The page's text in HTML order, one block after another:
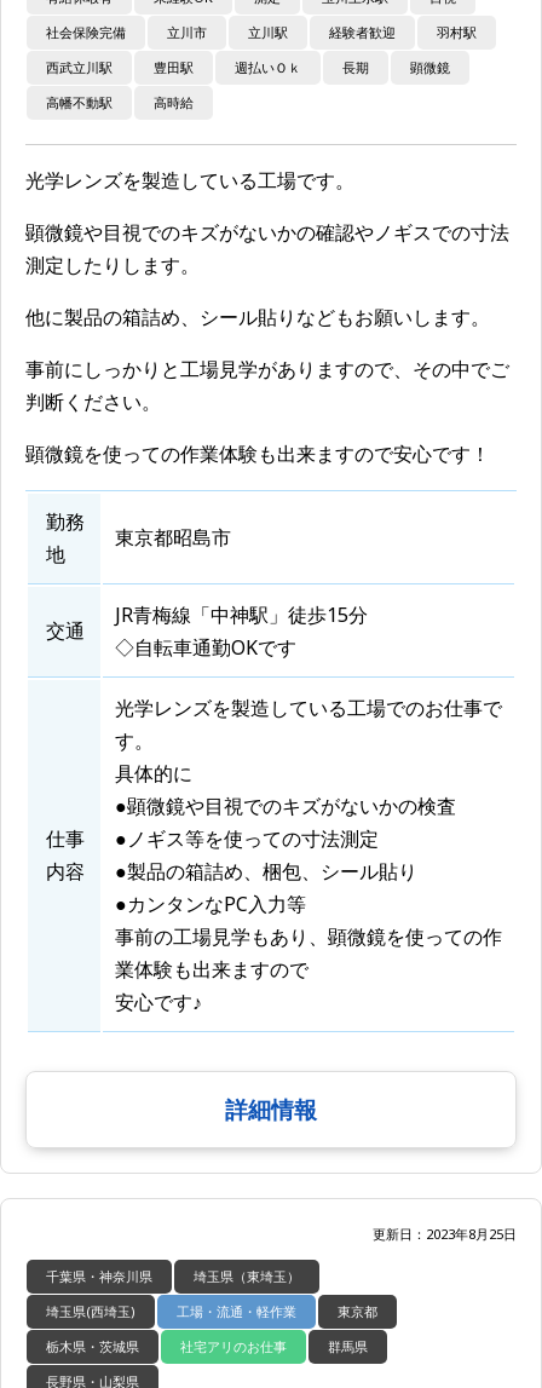
社会保険完備
立川市 立川駅 経験者歓迎
羽村駅
西武立川駅
豊田駅 週払いＯｋ 長期
顕微鏡
高幡不動駅
高時給
光学レンズを製造している工場です。
顕微鏡や目視でのキズがないかの確認やノギスでの寸法
測定したりします。
他に製品の箱詰め、シール貼りなどもお願いします。
事前にしっかりと工場見学がありますので、その中でご
判断ください。
顕微鏡を使っての作業体験も出来ますので安心です！
勤務
地
東京都昭島市
交通
JR青梅線「中神駅」徒歩15分
◇自転車通勤OKです
仕事
内容
光学レンズを製造している工場でのお仕事で
す。
具体的に
●顕微鏡や目視でのキズがないかの検査
●ノギス等を使っての寸法測定
●製品の箱詰め、梱包、シール貼り
●カンタンなPC入力等
事前の工場見学もあり、顕微鏡を使っての作
業体験も出来ますので
安心です♪
詳細情報
更新日：2023年8月25日
千葉県・神奈川県
埼玉県（東埼玉）
埼玉県(西埼玉)
工場・流通・軽作業
東京都
栃木県・茨城県
社宅アリのお仕事
群馬県
長野県・山梨県